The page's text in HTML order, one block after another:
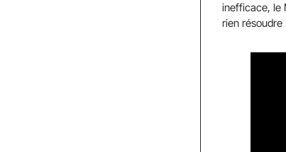
inefficace, le
rien